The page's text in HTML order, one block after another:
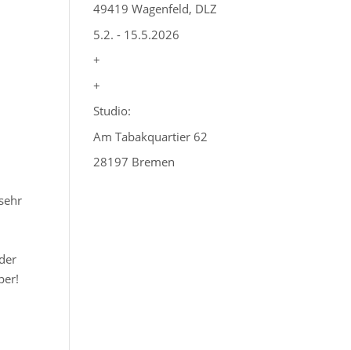
49419 Wagenfeld, DLZ
5.2. - 15.5.2026
+
+
Studio:
Am Tabakquartier 62
28197 Bremen